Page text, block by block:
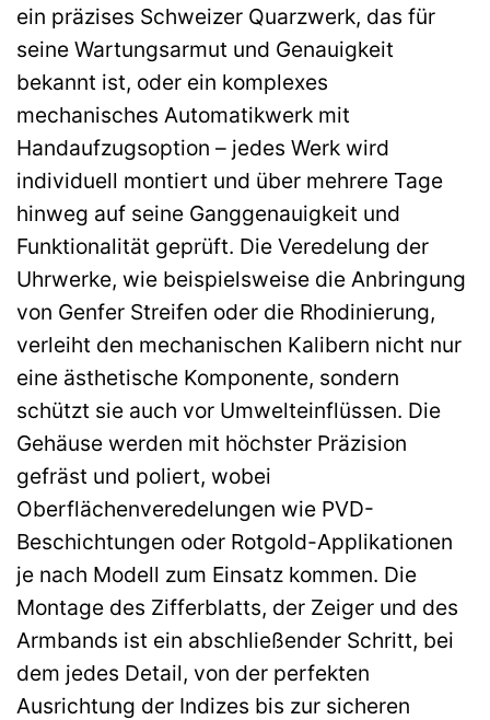
ein präzises Schweizer Quarzwerk, das für
seine Wartungsarmut und Genauigkeit
bekannt ist, oder ein komplexes
mechanisches Automatikwerk mit
Handaufzugsoption – jedes Werk wird
individuell montiert und über mehrere Tage
hinweg auf seine Ganggenauigkeit und
Funktionalität geprüft. Die Veredelung der
Uhrwerke, wie beispielsweise die Anbringung
von Genfer Streifen oder die Rhodinierung,
verleiht den mechanischen Kalibern nicht nur
eine ästhetische Komponente, sondern
schützt sie auch vor Umwelteinflüssen. Die
Gehäuse werden mit höchster Präzision
gefräst und poliert, wobei
Oberflächenveredelungen wie PVD-
Beschichtungen oder Rotgold-Applikationen
je nach Modell zum Einsatz kommen. Die
Montage des Zifferblatts, der Zeiger und des
Armbands ist ein abschließender Schritt, bei
dem jedes Detail, von der perfekten
Ausrichtung der Indizes bis zur sicheren